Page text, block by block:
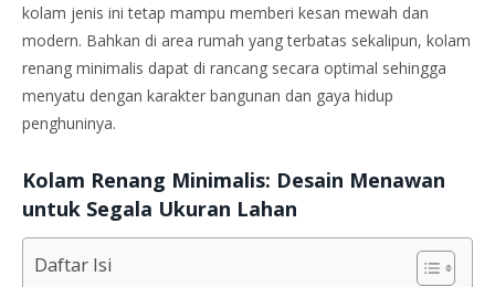
kolam jenis ini tetap mampu memberi kesan mewah dan
modern. Bahkan di area rumah yang terbatas sekalipun, kolam
renang minimalis dapat di rancang secara optimal sehingga
menyatu dengan karakter bangunan dan gaya hidup
penghuninya.
Kolam Renang Minimalis: Desain Menawan
untuk Segala Ukuran Lahan
Daftar Isi